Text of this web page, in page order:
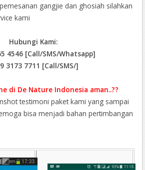
gangjie dan ghosiah silahkan
kami
Hubungi Kami:
4546 [Call/SMS/Whatsapp]
3173 7711 [Call/SMS/]
di De Nature Indonesia aman..??
testimoni paket kami yang sampai
bisa menjadi bahan pertimbangan